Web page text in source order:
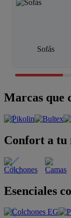
Sofás
Marcas que
Confort a tu
Esenciales